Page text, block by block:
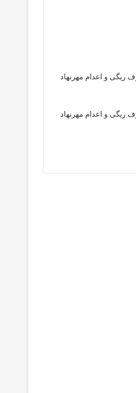
ریگی و اعدام مهرنهاد
ریگی و اعدام مهرنهاد